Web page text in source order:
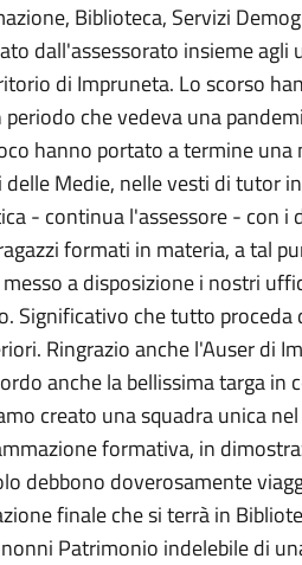
Biblioteca, Servizi
dall'assessorato insieme
di Impruneta. Lo scorso
che vedeva una
hanno portato a termine una
delle Medie, nelle vesti di tutor
- continua l'assessore - con i
formati in materia, a tal
a disposizione i nostri
Significativo che tutto
Ringrazio anche l'Auser di
anche la bellissima targa
creato una squadra unica
formativa, in
debbono doverosamente
finale che si terrà in
Patrimonio indelebile di